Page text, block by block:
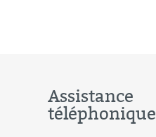
Assistance
téléphonique